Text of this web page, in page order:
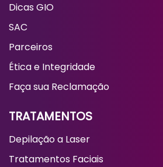
Dicas GIO
SAC
Parceiros
Ética e Integridade
Faça sua Reclamação
TRATAMENTOS
Depilação a Laser
Tratamentos Faciais